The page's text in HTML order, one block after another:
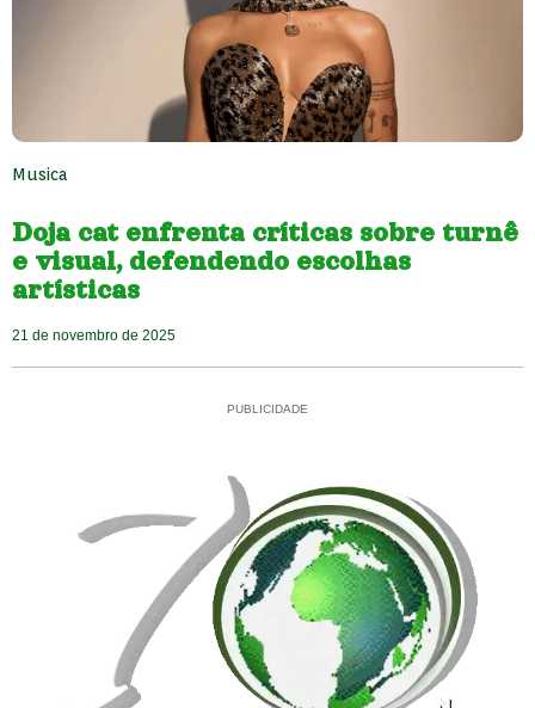
Musica
Doja cat enfrenta críticas sobre turnê
e visual, defendendo escolhas
artísticas
21 de novembro de 2025
PUBLICIDADE